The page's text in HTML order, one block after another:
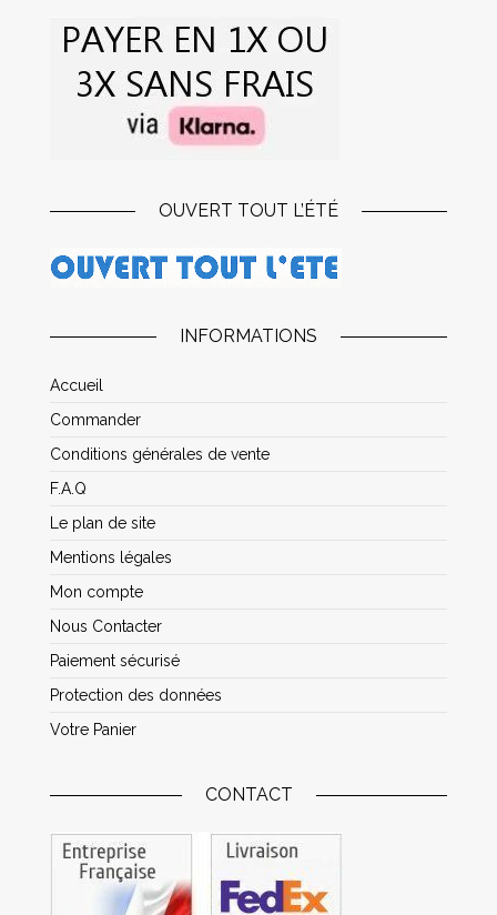
OUVERT TOUT L’ÉTÉ
INFORMATIONS
Accueil
Commander
Conditions générales de vente
F.A.Q
Le plan de site
Mentions légales
Mon compte
Nous Contacter
Paiement sécurisé
Protection des données
Votre Panier
CONTACT